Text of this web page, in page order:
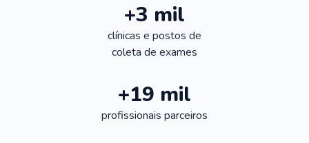
+3 mil
clínicas e postos de
coleta de exames
+19 mil
profissionais parceiros